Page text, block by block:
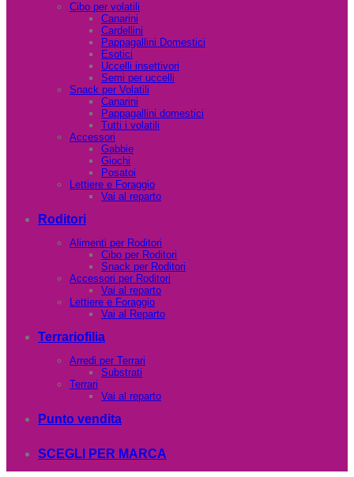
Cibo per volatili
Canarini
Cardellini
Pappagallini Domestici
Esotici
Uccelli insettivori
Semi per uccelli
Snack per Volatili
Canarini
Pappagallini domestici
Tutti i volatili
Accessori
Gabbie
Giochi
Posatoi
Lettiere e Foraggio
Vai al reparto
Roditori
Alimenti per Roditori
Cibo per Roditori
Snack per Roditori
Accessori per Roditori
Vai al reparto
Lettiere e Foraggio
Vai al Reparto
Terrariofilia
Arredi per Terrari
Substrati
Terrari
Vai al reparto
Punto vendita
SCEGLI PER MARCA